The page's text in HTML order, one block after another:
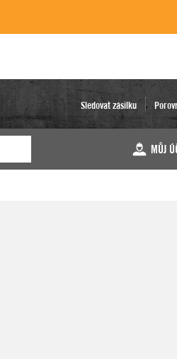
Sledovat zásilku
MŮJ